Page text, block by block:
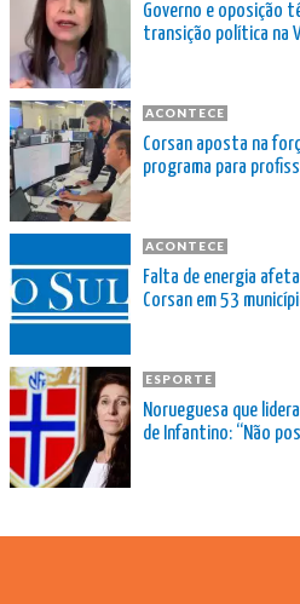
Governo e oposição
transição política na
ACONTECE
Corsan aposta na
programa para
ACONTECE
Falta de energia
Corsan em 53
ESPORTE
Norueguesa que
de Infantino: “Não